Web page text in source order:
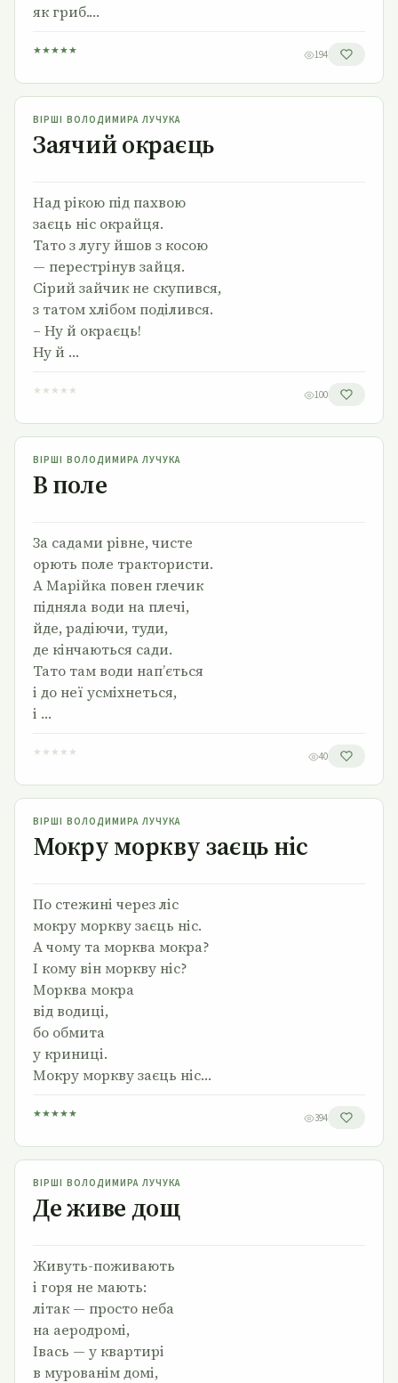
як гриб.…
★★★★★ 194
Заячий окраєць
ВІРШІ ВОЛОДИМИРА ЛУЧУКА
Заячий окраєць
Над рікою під пахвою
заєць ніс окрайця.
Тато з лугу йшов з косою
— перестрінув зайця.
Сірий зайчик не скупився,
з татом хлібом поділився.
– Ну й окраєць!
Ну й …
★ ★ ★ ★ ★ 100
В поле
ВІРШІ ВОЛОДИМИРА ЛУЧУКА
В поле
За садами рівне, чисте
орють поле трактористи.
А Марійка повен глечик
підняла води на плечі,
йде, радіючи, туди,
де кінчаються сади.
Тато там води нап’ється
і до неї усміхнеться,
і …
★ ★ ★ ★ ★ 40
Мокру моркву заєць ніс
ВІРШІ ВОЛОДИМИРА ЛУЧУКА
Мокру моркву заєць ніс
По стежині через ліс
мокру моркву заєць ніс.
А чому та морква мокра?
І кому він моркву ніс?
Морква мокра
від водиці,
бо обмита
у криниці.
Мокру моркву заєць ніс…
★★★★★ 394
Де живе дощ
ВІРШІ ВОЛОДИМИРА ЛУЧУКА
Де живе дощ
Живуть-поживають
і горя не мають:
літак — просто неба
на аеродромі,
Івась — у квартирі
в мурованім домі,